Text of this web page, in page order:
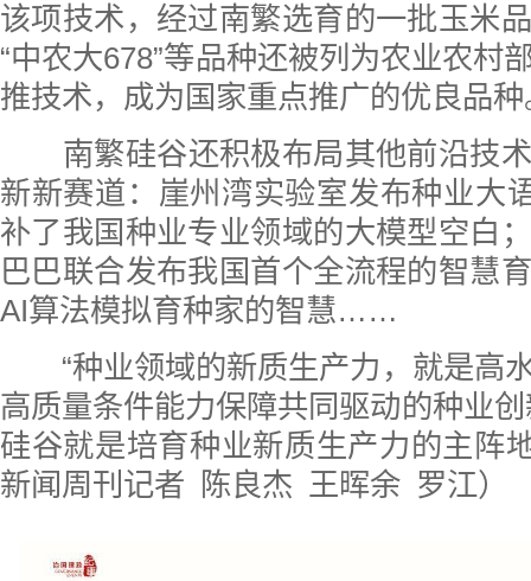
该项技术，经过南繁选育的一批玉米
“中农大678”等品种还被列为农业农村
推技术，成为国家重点推广的优良品种
南繁硅谷还积极布局其他前沿技
新新赛道：崖州湾实验室发布种业大
补了我国种业专业领域的大模型空白
巴巴联合发布我国首个全流程的智慧
AI算法模拟育种家的智慧……
“种业领域的新质生产力，就是高
高质量条件能力保障共同驱动的种业
硅谷就是培育种业新质生产力的主阵
新闻周刊记者 陈良杰 王晖余 罗江）